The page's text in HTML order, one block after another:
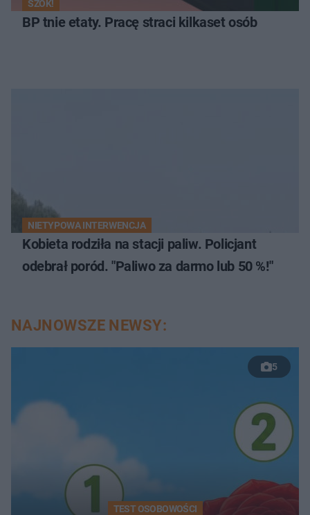
SZOK!
BP tnie etaty. Pracę straci kilkaset osób
NIETYPOWA INTERWENCJA
Kobieta rodziła na stacji paliw. Policjant
odebrał poród. "Paliwo za darmo lub 50 %!"
NAJNOWSZE NEWSY:
5
TEST OSOBOWOŚCI